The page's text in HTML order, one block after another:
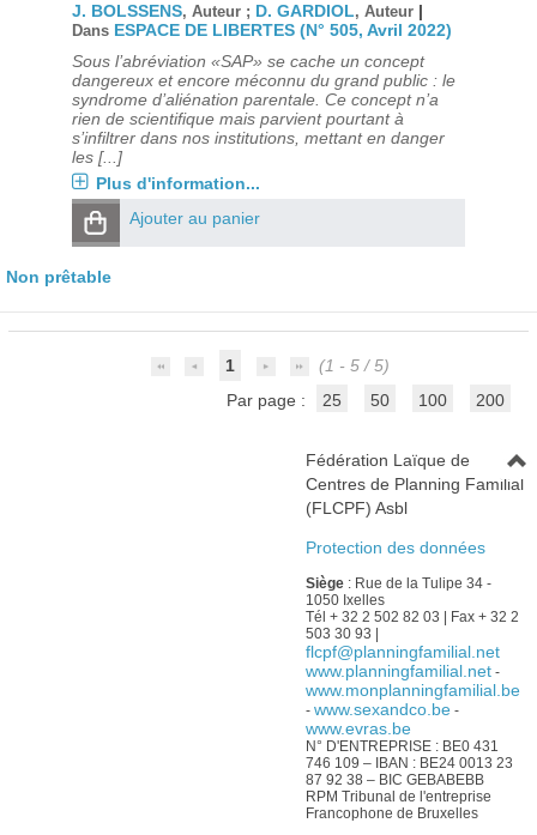
J. BOLSSENS, Auteur ; D. GARDIOL, Auteur |
Dans ESPACE DE LIBERTES (N° 505, Avril 2022)
Sous l’abréviation «SAP» se cache un concept
dangereux et encore méconnu du grand public : le
syndrome d’aliénation parentale. Ce concept n’a
rien de scientifique mais parvient pourtant à
s’infiltrer dans nos institutions, mettant en danger
les [...]
Plus d'information...
Ajouter au panier
Non prêtable
1
(1 - 5 / 5)
Par page :
25 50 100 200
Fédération Laïque de
Centres de Planning Familial
(FLCPF) Asbl
Protection des données
Siège: Rue de la Tulipe 34 -
1050 Ixelles
Tél + 32 2 502 82 03 | Fax + 32 2
503 30 93 |
flcpf@planningfamilial.net
www.planningfamilial.net-
www.monplanningfamilial.be
- www.sexandco.be-
www.evras.be
N° D'ENTREPRISE : BE0 431
746 109 – IBAN : BE24 0013 23
87 92 38 – BIC GEBABEBB
RPM Tribunal de l'entreprise
Francophone de Bruxelles